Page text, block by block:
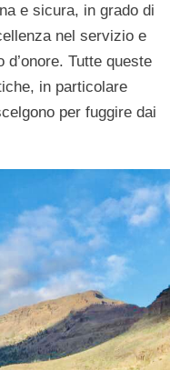
e sicura, in grado di
nel servizio e
Tutte queste
in particolare
per fuggire dai